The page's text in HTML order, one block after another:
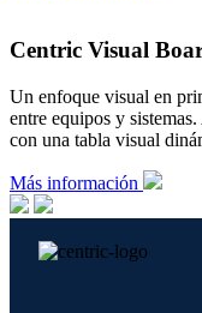
Centric Visual
Un enfoque visual en
entre equipos y
con una tabla visual
Más información